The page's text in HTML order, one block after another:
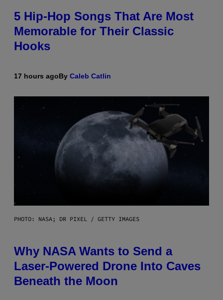
5 Hip-Hop Songs That Are Most
Memorable for Their Classic
Hooks
17 hours agoBy Caleb Catlin
PHOTO: NASA; DR PIXEL / GETTY IMAGES
Why NASA Wants to Send a
Laser-Powered Drone Into Caves
Beneath the Moon